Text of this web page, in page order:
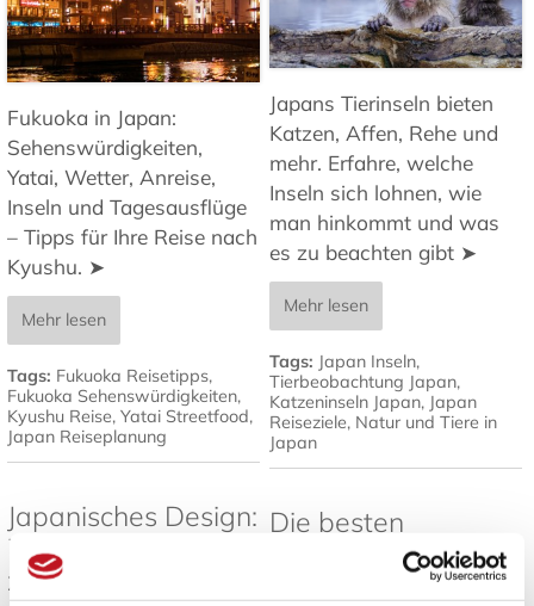
Fukuoka in Japan:
Sehenswürdigkeiten,
Yatai, Wetter, Anreise,
Inseln und Tagesausflüge
– Tipps für Ihre Reise nach
Kyushu. ➤
Mehr lesen
Tags: Fukuoka Reisetipps,
Fukuoka Sehenswürdigkeiten,
Kyushu Reise, Yatai Streetfood,
Japan Reiseplanung
Japans Tierinseln bieten
Katzen, Affen, Rehe und
mehr. Erfahre, welche
Inseln sich lohnen, wie
man hinkommt und was
es zu beachten gibt ➤
Mehr lesen
Tags: Japan Inseln,
Tierbeobachtung Japan,
Katzeninseln Japan, Japan
Reiseziele, Natur und Tiere in
Japan
Japanisches Design:
7 Prinzipien für
zeitlose Ästhetik
Die besten
Pflanzen für
japanische Gärten -